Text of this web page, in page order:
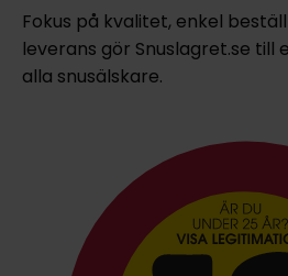
Fokus på kvalitet, enkel
leverans gör Snuslagret.se till
alla snusälskare.